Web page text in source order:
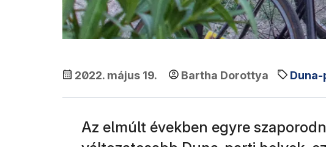
2022. május 19. Bartha Dorottya
Az elmúlt években egyre